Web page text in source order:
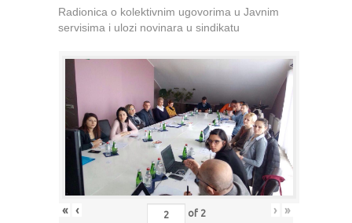
Radionica o kolektivnim ugovorima u Javnim
servisima i ulozi novinara u sindikatu
« ‹ of 2 › »